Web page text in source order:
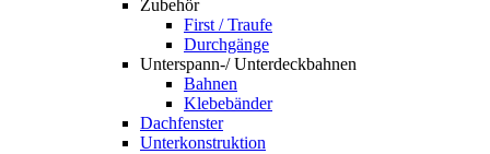
Zubehör
First / Traufe
Durchgänge
Unterspann-/ Unterdeckbahnen
Bahnen
Klebebänder
Dachfenster
Unterkonstruktion